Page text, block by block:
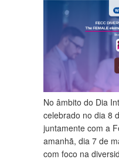
No âmbito do Dia
celebrado no dia 8
juntamente com a
amanhã, dia 7 de
com foco na